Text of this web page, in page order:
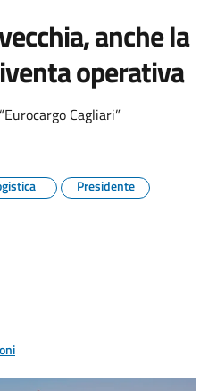
anche la
operativa
Cagliari”
Presidente